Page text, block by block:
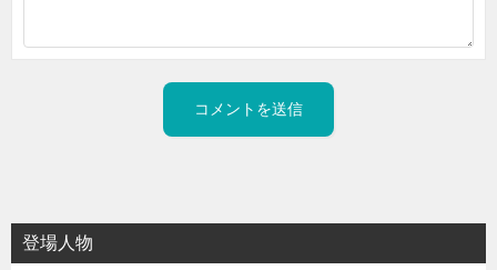
登場人物